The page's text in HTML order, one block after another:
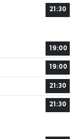
21:30
19:00
19:00
21:30
21:30